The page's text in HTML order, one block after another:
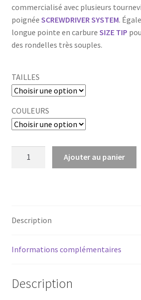
commercialisé avec plusieurs
poignée SCREWDRIVER SYSTEM.
longue pointe en carbure SIZE TIP
des rondelles très souples.
TAILLES
COULEURS
Ajouter au panier
Description
Informations complémentaires
Description